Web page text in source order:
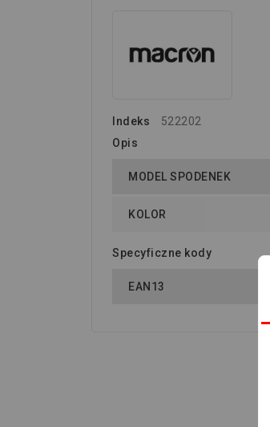
Indeks
522202
Opis
MODEL SPODENEK
KOLOR
Specyficzne kody
EAN13